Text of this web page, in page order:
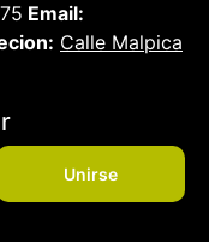
Email:
Calle Malpica
Unirse